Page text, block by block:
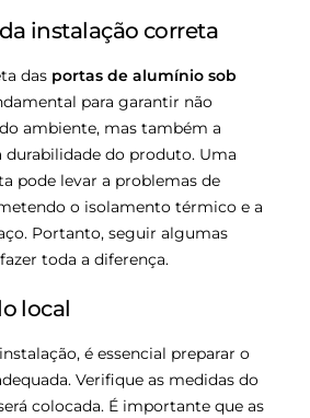
instalação correta
das portas de alumínio sob
para garantir não
ambiente, mas também a
durabilidade do produto. Uma
pode levar a problemas de
o isolamento térmico e a
Portanto, seguir algumas
toda a diferença.
local
é essencial preparar o
Verifique as medidas do
colocada. É importante que as